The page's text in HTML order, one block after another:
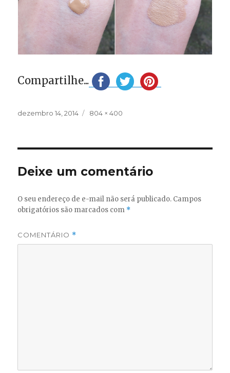
Compartilhe...
Publicado
dezembro 14, 2014
Tamanho
804 × 400
Deixe um comentário
O seu endereço de e-mail não será publicado. Campos
obrigatórios são marcados com *
COMENTÁRIO *